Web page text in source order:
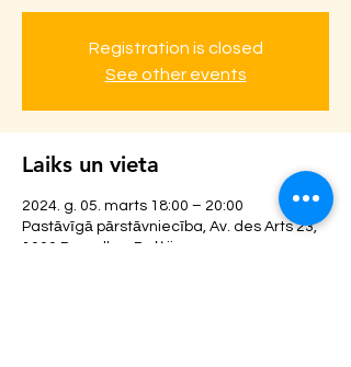
Registration is closed
See other events
Laiks un vieta
2024. g. 05. marts 18:00 – 20:00
Pastāvīgā pārstāvniecība, Av. des Arts 23,
1000 Bruxelles, Beļģija